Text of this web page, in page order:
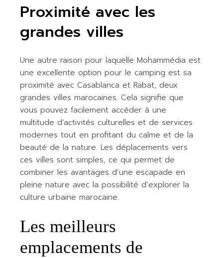
Proximité avec les
grandes villes
Une autre raison pour laquelle Mohammédia est
une excellente option pour le camping est sa
proximité avec Casablanca et Rabat, deux
grandes villes marocaines. Cela signifie que
vous pouvez facilement accéder à une
multitude d’activités culturelles et de services
modernes tout en profitant du calme et de la
beauté de la nature. Les déplacements vers
ces villes sont simples, ce qui permet de
combiner les avantages d’une escapade en
pleine nature avec la possibilité d’explorer la
culture urbaine marocaine.
Les meilleurs
emplacements de